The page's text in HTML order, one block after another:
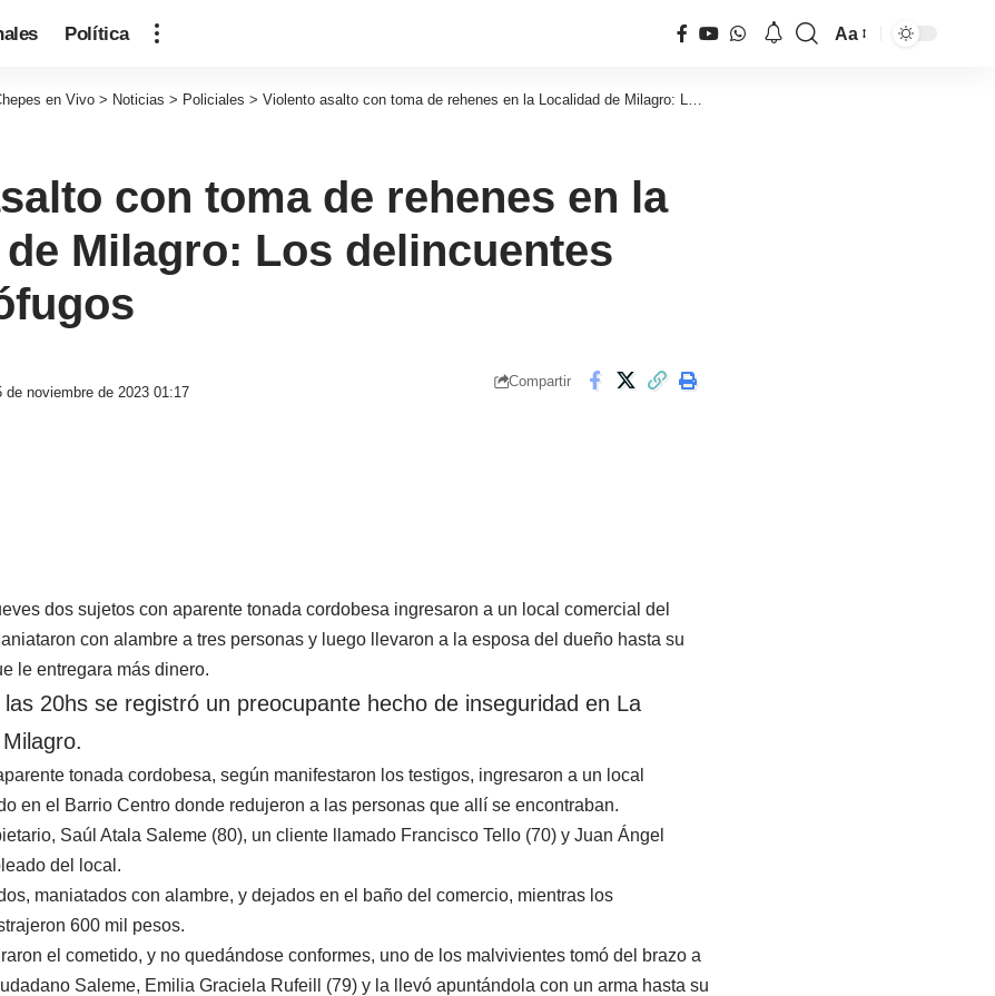
Política Aa
en Vivo > Noticias > Policiales > Violento asalto con toma de rehenes en la Localidad de Milagro: Los delincuentes siguen prófugos
con toma de rehenes en la
Milagro: Los delincuentes
noviembre de 2023 01:17
Compartir
dos sujetos con aparente tonada cordobesa ingresaron a un local comercial del
con alambre a tres personas y luego llevaron a la esposa del dueño hasta su
le entregara más dinero.
20hs se registró un preocupante hecho de inseguridad en La
tonada cordobesa, según manifestaron los testigos, ingresaron a un local
en el Barrio Centro donde redujeron a las personas que allí se encontraban.
Saúl Atala Saleme (80), un cliente llamado Francisco Tello (70) y Juan Ángel
del local.
maniatados con alambre, y dejados en el baño del comercio, mientras los
600 mil pesos.
el cometido, y no quedándose conformes, uno de los malvivientes tomó del brazo a
Saleme, Emilia Graciela Rufeill (79) y la llevó apuntándola con un arma hasta su